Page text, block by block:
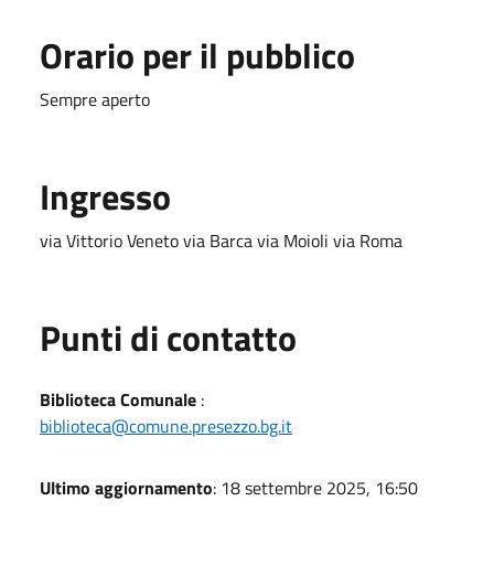
Orario per il pubblico
Sempre aperto
Ingresso
via Vittorio Veneto via Barca via Moioli via Roma
Punti di contatto
Biblioteca Comunale :
biblioteca@comune.presezzo.bg.it
Ultimo aggiornamento: 18 settembre 2025, 16:50